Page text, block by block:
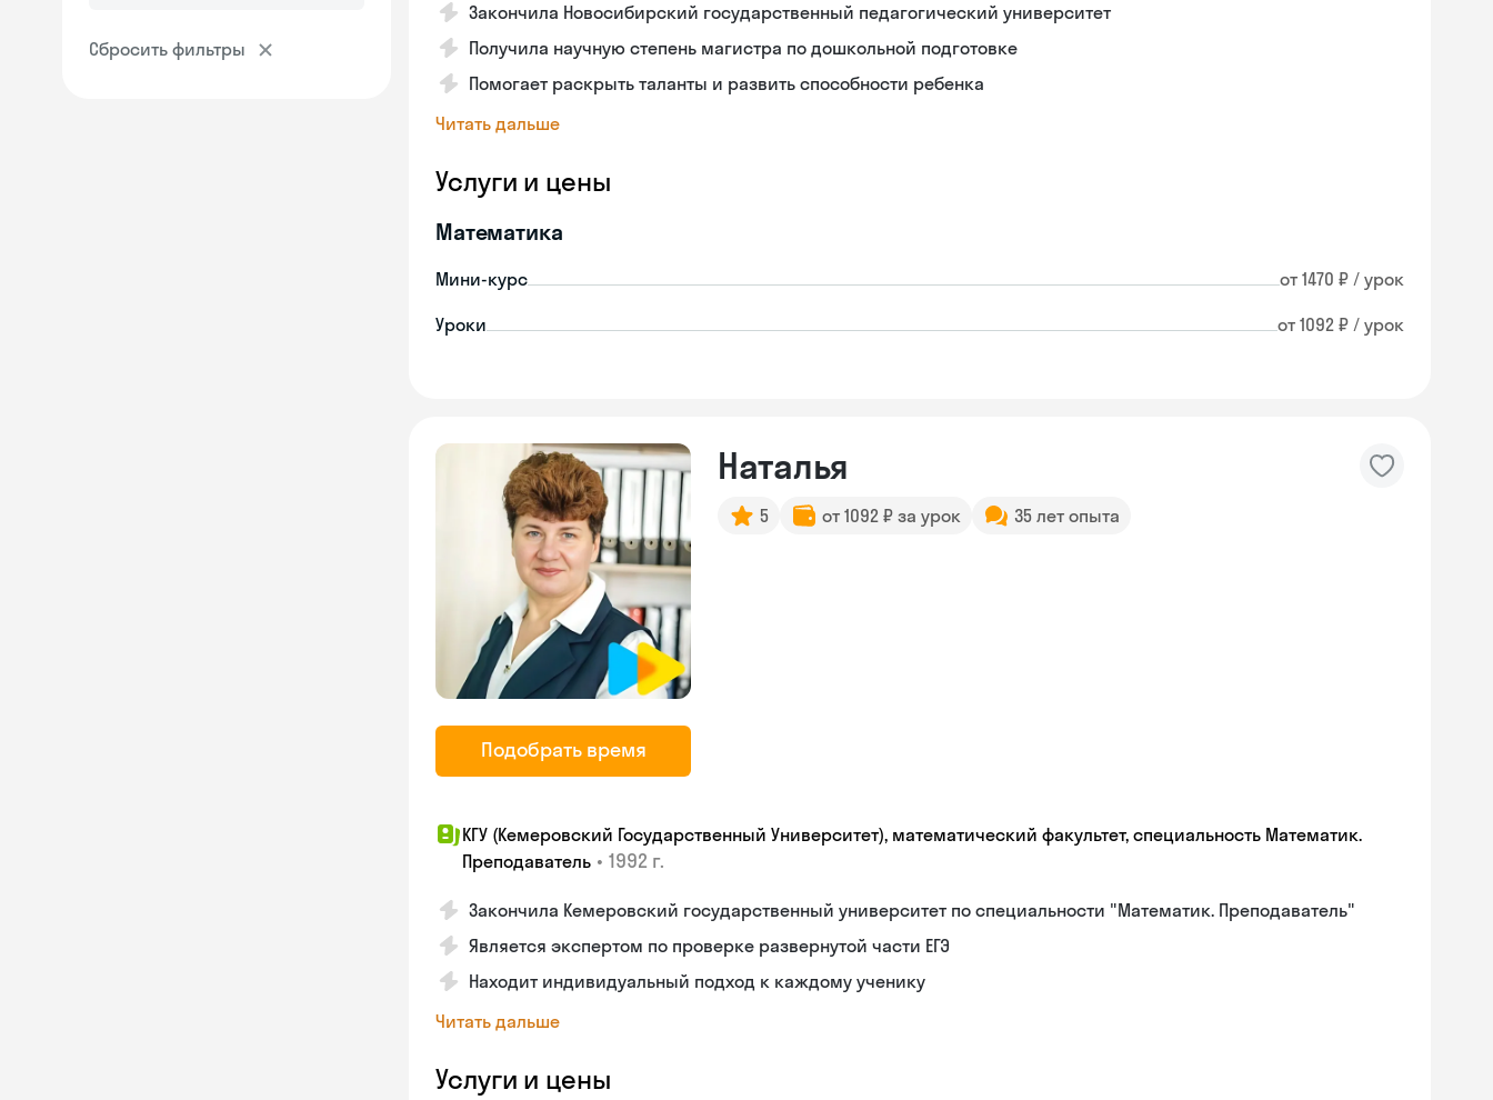
Сбросить фильтры
Закончила Новосибирский государственный педагогический университет
Получила научную степень магистра по дошкольной подготовке
Помогает раскрыть таланты и развить способности ребенка
Читать дальше
Услуги и цены
Математика
Мини-курс от 1470 ₽ / урок
Уроки от 1092 ₽ / урок
Подобрать время
Наталья
5 от 1092 ₽ за урок 35 лет опыта
КГУ (Кемеровский Государственный Университет), математический факультет, специальность Математик.
Преподаватель • 1992 г.
Закончила Кемеровский государственный университет по специальности "Математик. Преподаватель"
Является экспертом по проверке развернутой части ЕГЭ
Находит индивидуальный подход к каждому ученику
Читать дальше
Услуги и цены